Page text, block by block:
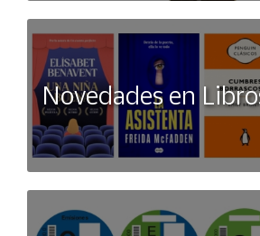
Novedades en